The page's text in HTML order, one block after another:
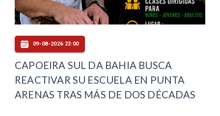
09-08-2026 23:00
CAPOEIRA SUL DA BAHIA BUSCA
REACTIVAR SU ESCUELA EN PUNTA
ARENAS TRAS MÁS DE DOS DÉCADAS